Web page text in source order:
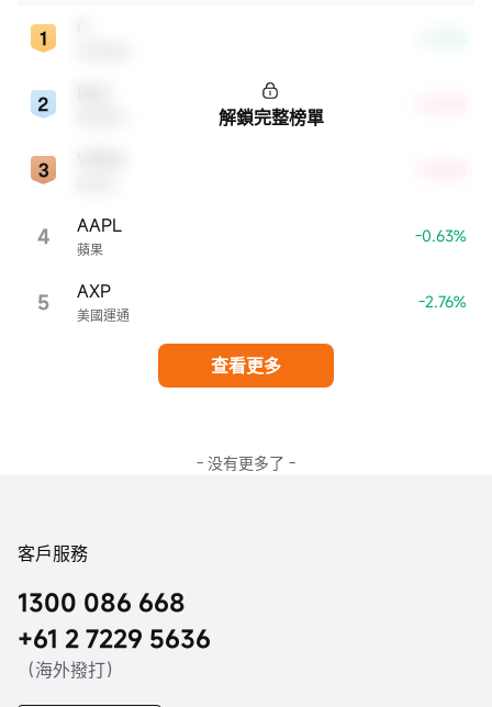
4 蘋果
AAPL -0.63%
5 美國運通
AXP -2.76%
解鎖完整榜單
查看更多
- 没有更多了 -
客戶服務
1300 086 668
+61 2 7229 5636
（海外撥打）